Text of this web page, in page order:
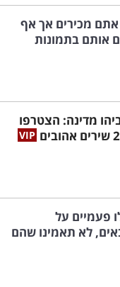
מכירים אך אף
אותם בתמונות
מדינה: הצטרפו
פעמיים על
לא תאמינו שהם